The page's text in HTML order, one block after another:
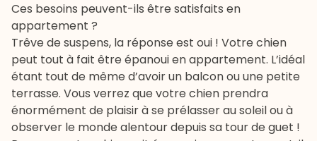
Ces besoins peuvent-ils être satisfaits en
appartement ?
Trêve de suspens, la réponse est oui ! Votre chien
peut tout à fait être épanoui en appartement. L’idéal
étant tout de même d’avoir un balcon ou une petite
terrasse. Vous verrez que votre chien prendra
énormément de plaisir à se prélasser au soleil ou à
observer le monde alentour depuis sa tour de guet !